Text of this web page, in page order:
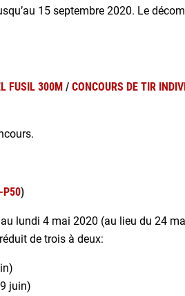
15 septembre 2020. Le
FUSIL 300M/ CONCOURS DE TIR
P50)
lundi 4 mai 2020 (au lieu du 24
de trois à deux:
juin)